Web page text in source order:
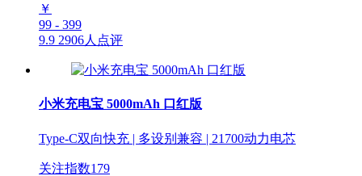
￥
99 - 399
9.9 2906人点评
小米充电宝 5000mAh 口红版
Type-C双向快充 | 多设别兼容 | 21700动力电芯
关注指数179